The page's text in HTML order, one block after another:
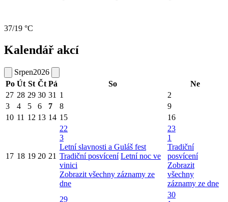
37/19 °C
Kalendář akcí
Srpen2026
Po Út St Čt Pá So
Ne
27 28 29 30 31 1
2
3
4 5 6 7 8
9
10 11 12 13 14 15 16
17 18 19 20 21
22
3
Letní slavnosti a Guláš fest
Tradiční posvícení Letní noc ve
vinici
Zobrazit všechny záznamy ze
dne
23
1
Tradiční
posvícení
Zobrazit
všechny
záznamy ze dne
29
30